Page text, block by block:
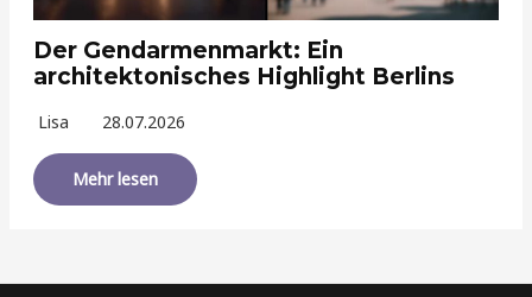
Der Gendarmenmarkt: Ein
architektonisches Highlight Berlins
Lisa 28.07.2026
Mehr lesen